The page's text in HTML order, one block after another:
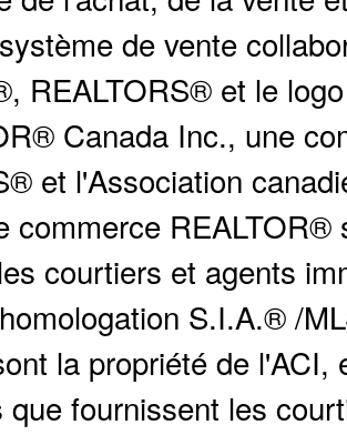
de vente
REALTORS® et le
Canada Inc., une
et l'Association
commerce
courtiers et agents
S.I.A.® /
la propriété de
que fournissent les